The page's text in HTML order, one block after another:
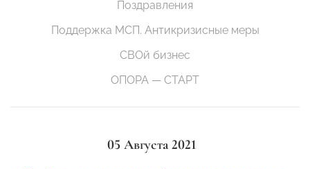
Поздравления
Поддержка МСП. Антикризисные меры
СВОй бизнес
ОПОРА — СТАРТ
05 Августа 2021